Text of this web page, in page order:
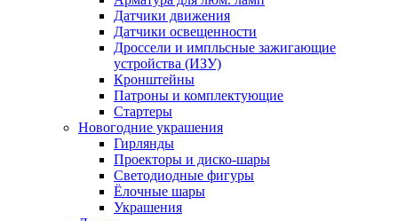
Датчики движения
Датчики освещенности
Дроссели и импльсные зажигающие
устройства (ИЗУ)
Кронштейны
Патроны и комплектующие
Стартеры
Новогодние украшения
Гирлянды
Проекторы и диско-шары
Светодиодные фигуры
Ёлочные шары
Украшения